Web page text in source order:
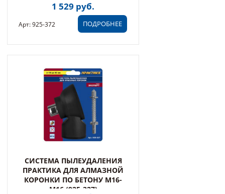
1 529 руб.
ПОДРОБНЕЕ
Арт: 925-372
СИСТЕМА ПЫЛЕУДАЛЕНИЯ
ПРАКТИКА ДЛЯ АЛМАЗНОЙ
КОРОНКИ ПО БЕТОНУ М16-
М16 (925-327)